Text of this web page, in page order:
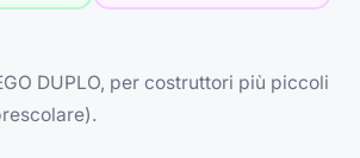
DUPLO, per costruttori più piccoli